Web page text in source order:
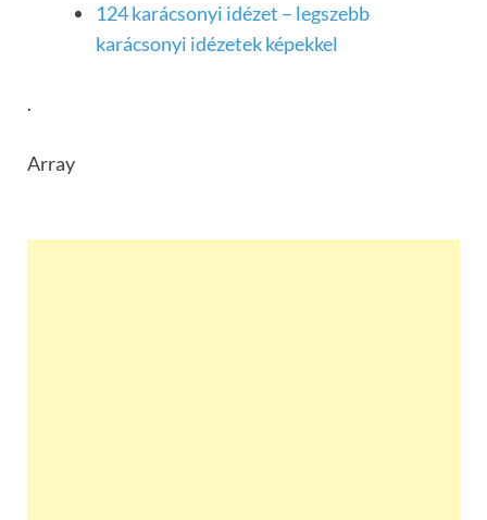
124 karácsonyi idézet – legszebb
karácsonyi idézetek képekkel
.
Array